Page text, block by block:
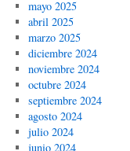
mayo 2025
abril 2025
marzo 2025
diciembre 2024
noviembre 2024
octubre 2024
septiembre 2024
agosto 2024
julio 2024
junio 2024